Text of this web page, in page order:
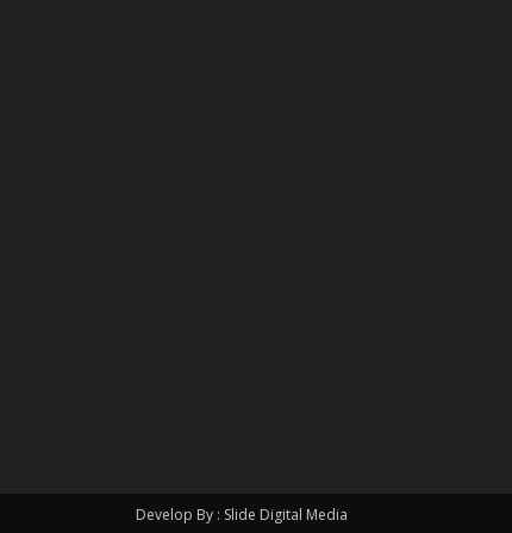
Develop By : Slide Digital Media